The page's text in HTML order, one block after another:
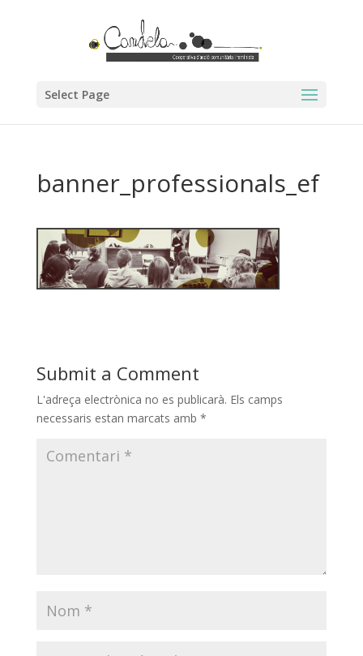
Select Page
banner_professionals_ef
Submit a Comment
L'adreça electrònica no es publicarà. Els camps
necessaris estan marcats amb *